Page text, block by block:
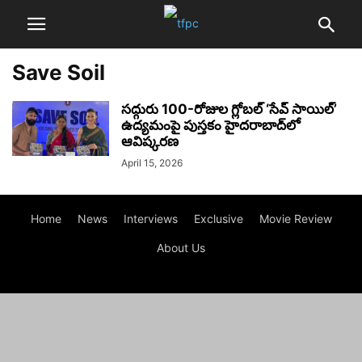
Save Soil
సద్గురు 100-రోజుల గ్లోబల్ ‘సేవ్ సాయిల్’
ఉద్యమంపై పుస్తకం హైదరాబాద్‌లో
ఆవిష్కరణ
April 15, 2026
Home News Interviews Exclusive Movie Review
About Us